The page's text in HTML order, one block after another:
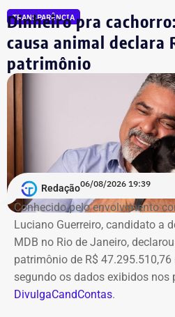
TRANSPARÊNCIA
Dinheiro pra
causa animal declara
patrimônio
Redação06/08/2026 19:39
Conhecido pelo envolvimento
Luciano Guerreiro, candidato a
MDB no Rio de Janeiro,
patrimônio de R$
segundo os dados exibidos nos
DivulgaCandContas.